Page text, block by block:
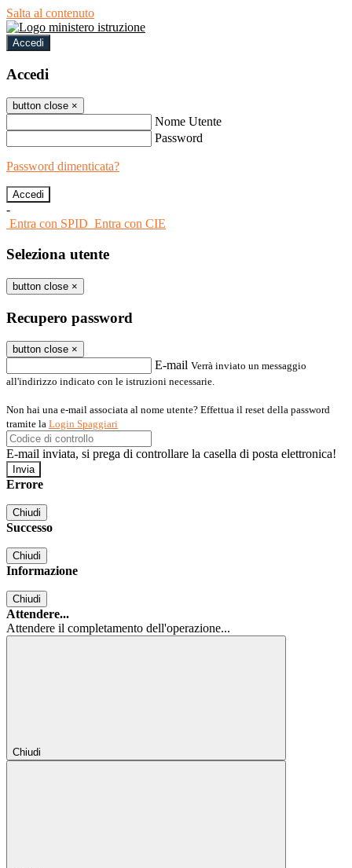
Salta al contenuto
Accedi
Accedi
button close ×
Nome Utente
Password
Password dimenticata?
-
Entra con SPID Entra con CIE
Seleziona utente
button close ×
Recupero password
button close ×
E-mail Verrà inviato un messaggio
all'indirizzo indicato con le istruzioni necessarie.
Non hai una e-mail associata al nome utente? Effettua il reset della password
tramite la Login Spaggiari
E-mail inviata, si prega di controllare la casella di posta elettronica!
Errore
Chiudi
Successo
Chiudi
Informazione
Chiudi
Attendere...
Attendere il completamento dell'operazione...
Chiudi